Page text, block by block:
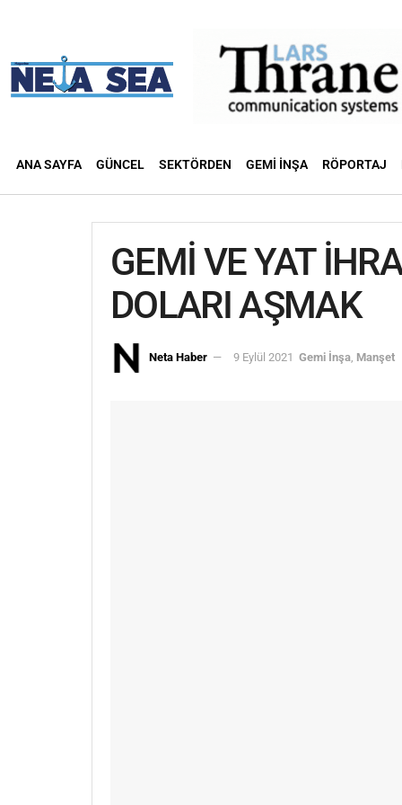
ANA SAYFA GÜNCEL SEKTÖRDEN GEMI İNŞA RÖPORTAJ
GEMİ VE YAT
DOLARI AŞMAK
Neta Haber 9 Eylül 2021 Gemi İnşa Manşet